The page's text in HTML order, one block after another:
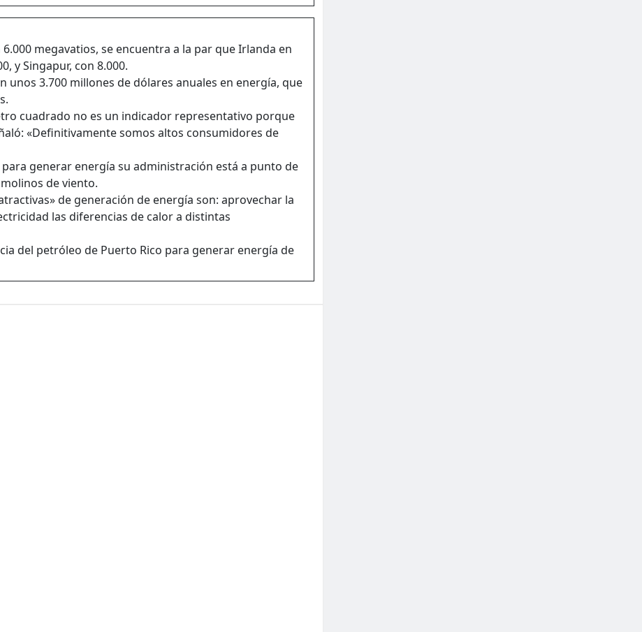
megavatios, se encuentra a la par que Irlanda en
y Singapur, con 8.000.
unos 3.700 millones de dólares anuales en energía, que
cuadrado no es un indicador representativo porque
«Definitivamente somos altos consumidores de
generar energía su administración está a punto de
de viento.
de generación de energía son: aprovechar la
las diferencias de calor a distintas
del petróleo de Puerto Rico para generar energía de